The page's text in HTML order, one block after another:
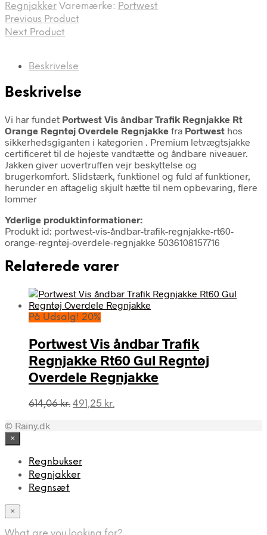
Regnjakker Varemærke: Portwest
Previous Product
Next Product
Beskrivelse
Beskrivelse
Vi har fundet Portwest Vis åndbar Trafik Regnjakke Rt
Orange Regntøj Overdele Regnjakke fra Portwest hos
sikkerhedsgiganten i kategorien . Premium letvægtsjakke
certificeret til de højeste vandtætte og åndbare niveauer.
Jakken giver uovertruffen vejr beskyttelse og
brugerkomfort. Slidstærk, funktionel og fuld af funktioner,
herunder en aftagelig skjult hætte til nem opbevaring, flere
lommer
Yderlige produktinformationer:
Produkt id: portwest-vis-åndbar-trafik-regnjakke-rt60-
orange-regntøj-overdele-regnjakke 5036108157716
Relaterede varer
På Udsalg! 20%
Portwest Vis åndbar Trafik
Regnjakke Rt60 Gul Regntøj
Overdele Regnjakke
614,06kr. Den
491,25 kr.
© Rainy.dk
×
Regnbukser
Regnjakker
Regnsæt
×